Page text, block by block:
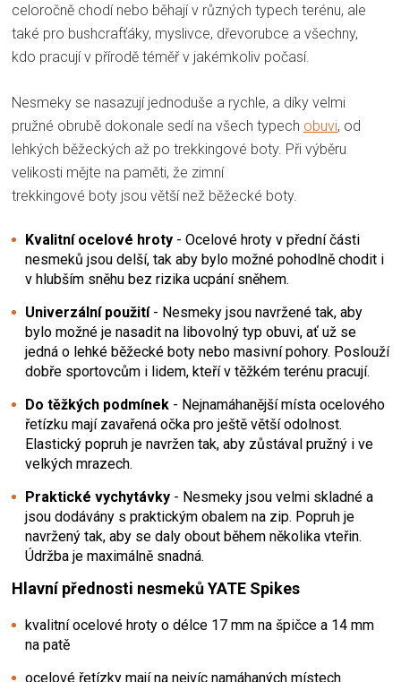
celoročně chodí nebo běhají v různých typech terénu, ale
také pro bushcrafťáky, myslivce, dřevorubce a všechny,
kdo pracují v přírodě téměř v jakémkoliv počasí.
Nesmeky se nasazují jednoduše a rychle, a díky velmi
pružné obrubě dokonale sedí na všech typech obuvi, od
lehkých běžeckých až po trekkingové boty. Při výběru
velikosti mějte na paměti, že zimní
trekkingové boty jsou větší než běžecké boty.
Kvalitní ocelové hroty - Ocelové hroty v přední části
nesmeků jsou delší, tak aby bylo možné pohodlně chodit i
v hlubším sněhu bez rizika ucpání sněhem.
Univerzální použití- Nesmeky jsou navržené tak, aby
bylo možné je nasadit na libovolný typ obuvi, ať už se
jedná o lehké běžecké boty nebo masivní pohory. Poslouží
dobře sportovcům i lidem, kteří v těžkém terénu pracují.
Do těžkých podmínek - Nejnamáhanější místa ocelového
řetízku mají zavařená očka pro ještě větší odolnost.
Elastický popruh je navržen tak, aby zůstával pružný i ve
velkých mrazech.
Praktické vychytávky - Nesmeky jsou velmi skladné a
jsou dodávány s praktickým obalem na zip. Popruh je
navržený tak, aby se daly obout během několika vteřin.
Údržba je maximálně snadná.
Hlavní přednosti nesmeků YATE Spikes
kvalitní ocelové hroty o délce 17 mm na špičce a 14 mm
na patě
ocelové řetízky mají na nejvíc namáhaných místech